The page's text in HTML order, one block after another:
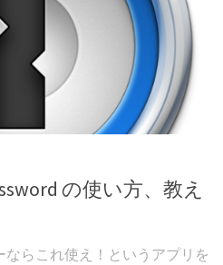
の使い方、教え
ならこれ使え！というアプリを